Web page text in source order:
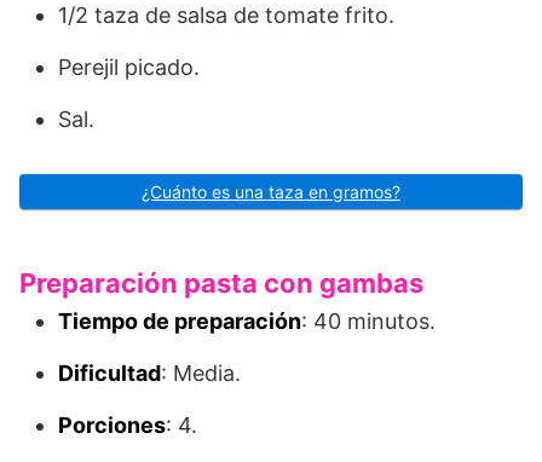
1/2 taza de salsa de tomate frito.
Perejil picado.
Sal.
¿Cuánto es una taza en gramos?
Preparación pasta con gambas
Tiempo de preparación: 40 minutos.
Dificultad: Media.
Porciones: 4.